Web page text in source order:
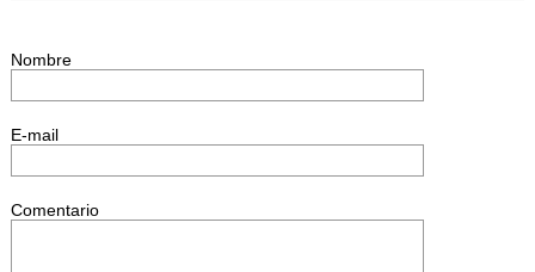
Nombre
E-mail
Comentario